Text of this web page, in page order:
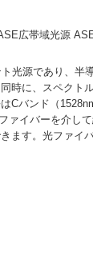
広帯域光源
光源であり、半
時に、スペクト
Cバンド（
ァイバーを介し
ます。光ファイ